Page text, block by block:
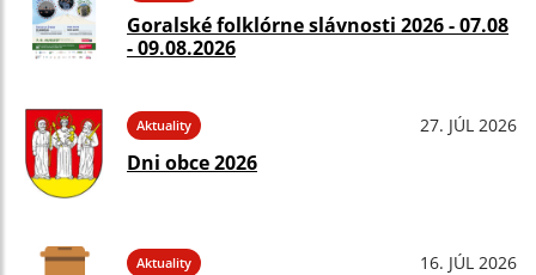
Goralské folklórne slávnosti 2026 - 07.08
- 09.08.2026
Aktuality 27. JÚL 2026
Dni obce 2026
Aktuality 16. JÚL 2026